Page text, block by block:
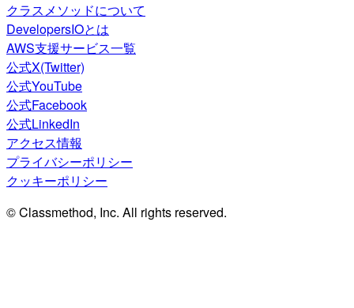
クラスメソッドについて
DevelopersIOとは
AWS支援サービス一覧
公式X(Twitter)
公式YouTube
公式Facebook
公式LinkedIn
アクセス情報
プライバシーポリシー
クッキーポリシー
© Classmethod, Inc. All rights reserved.